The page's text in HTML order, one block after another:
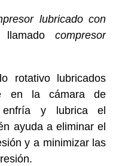
lubricado con
llamadocompresor
rotativo lubricados
en la cámara de
enfría y lubrica el
ayuda a eliminar el
y a minimizar las